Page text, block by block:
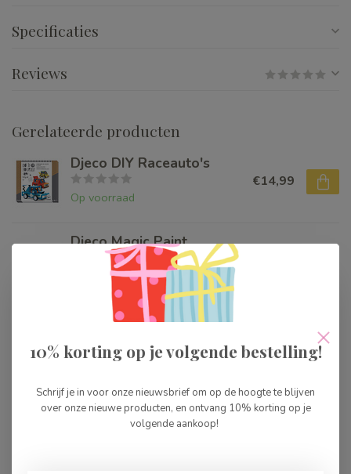
Specificaties
Reviews
Gerelateerde producten
Djeco DIY Raceauto's
Op voorraad
€14,99
Djeco Magic Paint
Dressup Animals
Op voorraad
€15,99
Djeco Schilderset
10% korting op je volgende bestelling!
Schrijf je in voor onze nieuwsbrief om op de hoogte te blijven
over onze nieuwe producten, en ontvang 10% korting op je
volgende aankoop!